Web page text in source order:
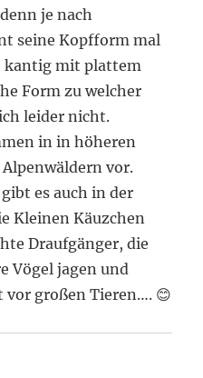
je nach
seine Kopfform mal
kantig mit plattem
Form zu welcher
leider nicht.
in in höheren
vor.
es auch in der
Kleinen Käuzchen
Draufgänger, die
Vögel jagen und
vor großen Tieren…. 😊